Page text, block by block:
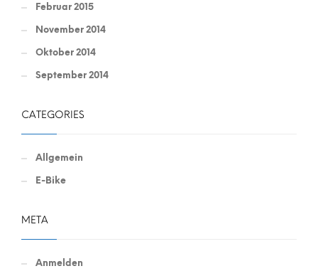
Februar 2015
November 2014
Oktober 2014
September 2014
CATEGORIES
Allgemein
E-Bike
META
Anmelden